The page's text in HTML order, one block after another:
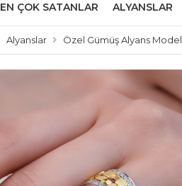
EN ÇOK SATANLAR ALYANSLAR
Alyanslar Özel Gümüş Alyans